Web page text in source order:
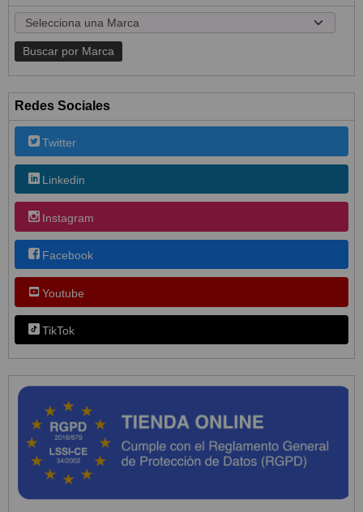
Redes Sociales
Twitter
Linkedin
Instagram
Facebook
Youtube
TikTok